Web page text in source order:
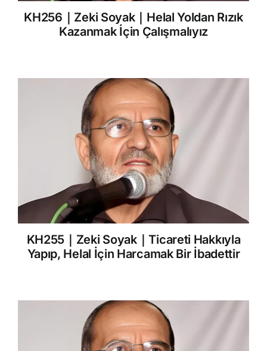
KH256｜Zeki Soyak｜Helal Yoldan Rızık
Kazanmak İçin Çalışmalıyız
KH255｜Zeki Soyak｜Ticareti Hakkıyla
Yapıp, Helal İçin Harcamak Bir İbadettir